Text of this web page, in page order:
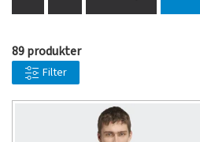
89 produkter
Filter